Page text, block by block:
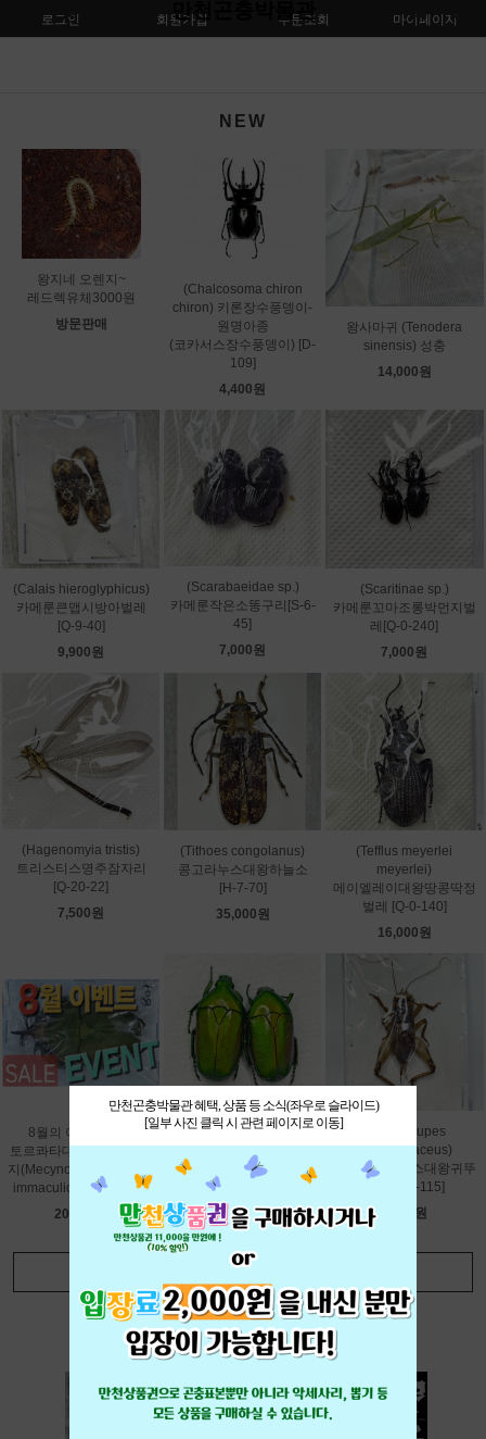
로그인 회원가입 주문조회 마이페이지
만천곤충박물관
NEW
왕지네 오렌지~
레드렉유체3000원
방문판매
(Chalcosoma chiron
chiron) 키론장수풍뎅이-
원명아종
(코카서스장수풍뎅이) [D-
109]
4,400원
왕사마귀 (Tenodera
sinensis) 성충
14,000원
(Calais hieroglyphicus)
카메룬큰맵시방아벌레
[Q-9-40]
9,900원
(Scarabaeidae sp.)
카메룬작은소똥구리[S-6-
45]
7,000원
(Scaritinae sp.)
카메룬꼬마조롱박먼지벌
레[Q-0-240]
7,000원
(Hagenomyia tristis)
트리스티스명주잠자리
[Q-20-22]
7,500원
(Tithoes congolanus)
콩고라누스대왕하늘소
[H-7-70]
35,000원
(Tefflus meyerlei
meyerlei)
메이엘레이대왕땅콩딱정
벌레 [Q-0-140]
16,000원
8월의 이벤트 상품
토르콰타대왕귀신뿔꽃무
지(Mecynorhina torquata
immaculicollis)[C-7-28]
20,000원
(Chlorocala africana
camerunica)
아프리카나녹색풍뎅이
[C-2-48-1]
4,500원
(Brachytrupes
membranaceus)
멤브라나세우스대왕귀뚜
라미[Q-5-115]
7,500원
더보기
BEST
만천곤충박물관 혜택, 상품 등 소식(좌우로 슬라이드)
[일부 사진 클릭 시 관련 페이지로 이동]